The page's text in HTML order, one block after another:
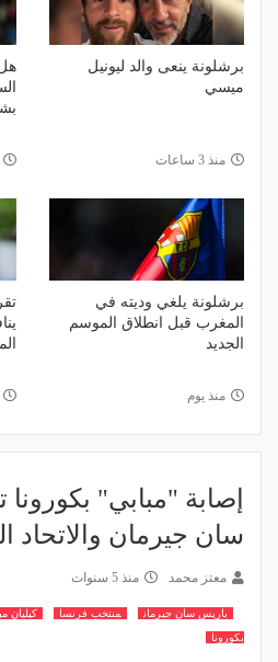
برشلونة ينعى والد ليونيل
ميسي
منذ 3 ساعات
برشلونة يلغي وديته في
المغرب قبل انطلاق الموسم
الجديد
منذ يوم
إصابة "مبابي"
سان جيرمان والاتحاد
معتز محمد منذ 5 سنوات
باريس سان جيرمان منتخب فرنسا كيليان
بكورونا